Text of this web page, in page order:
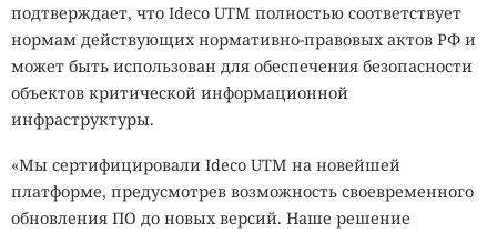
подтверждает, что Ideco UTM полностью соответствует
нормам действующих нормативно-правовых актов РФ и
может быть использован для обеспечения безопасности
объектов критической информационной
инфраструктуры.
«Мы сертифицировали Ideco UTM на новейшей
платформе, предусмотрев возможность своевременного
обновления ПО до новых версий. Наше решение